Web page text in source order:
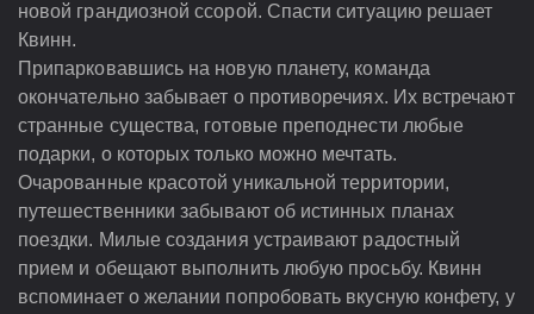
новой грандиозной ссорой. Спасти ситуацию решает
Квинн.
Припарковавшись на новую планету, команда
окончательно забывает о противоречиях. Их встречают
странные существа, готовые преподнести любые
подарки, о которых только можно мечтать.
Очарованные красотой уникальной территории,
путешественники забывают об истинных планах
поездки. Милые создания устраивают радостный
прием и обещают выполнить любую просьбу. Квинн
вспоминает о желании попробовать вкусную конфету, у